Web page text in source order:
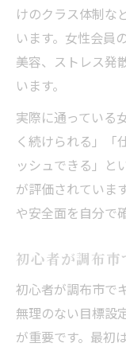
けのクラス体制な
います。女性会員
美容、ストレス発
います。
実際に通っている
く続けられる」「
ッシュできる」と
が評価されていま
や安全面を自分で
初心者が調布
初心者が調布市で
無理のない目標設
が重要です。最初